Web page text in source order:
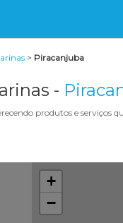
> Piracanjuba
-
produtos e serviços